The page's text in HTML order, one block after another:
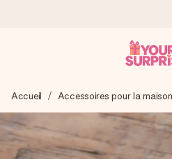
Nous préparons votre cadeau
en un éclair – pour que vous
quand cela compte le plus.
Accueil Accessoires pour la maison